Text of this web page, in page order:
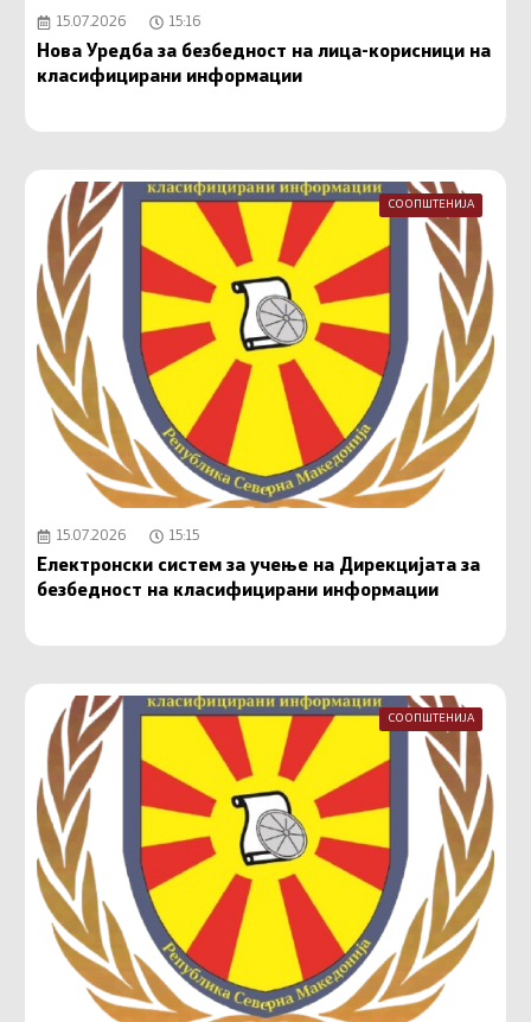
15.07.2026 15:16
Нова Уредба за безбедност на лица-корисници на
класифицирани информации
СООПШТЕНИЈА
15.07.2026 15:15
Електронски систем за учење на Дирекцијата за
безбедност на класифицирани информации
СООПШТЕНИЈА